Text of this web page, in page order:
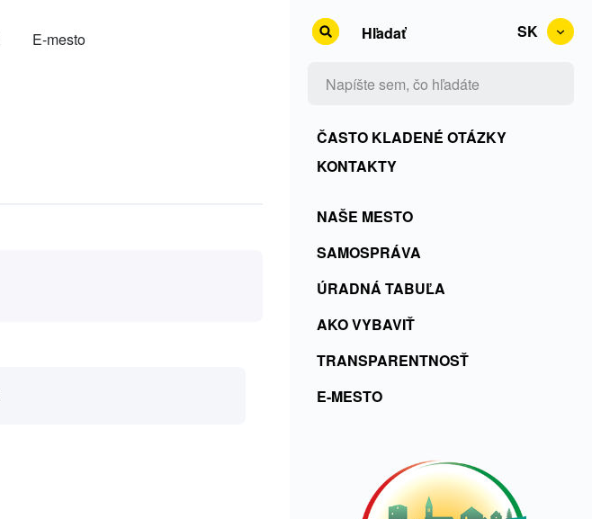
E-mesto SK
Kontakty
+
Rss
+
ČKO
ČASTO KLADENÉ OTÁZKY
KONTAKTY
Menu
SK
NAŠE MESTO
SAMOSPRÁVA
ÚRADNÁ TABUĽA
AKO VYBAVIŤ
TRANSPARENTNOSŤ
E-MESTO